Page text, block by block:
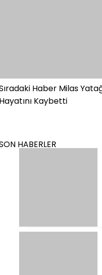
Haber Milas
Kaybetti
HABERLER